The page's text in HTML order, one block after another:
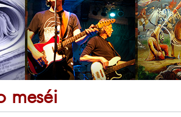
meséi